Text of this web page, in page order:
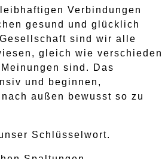
Verbindungen
gesund und glücklich
sind wir alle
gleich wie verschieden
sind. Das
und beginnen,
außen bewusst so zu
Schlüsselwort.